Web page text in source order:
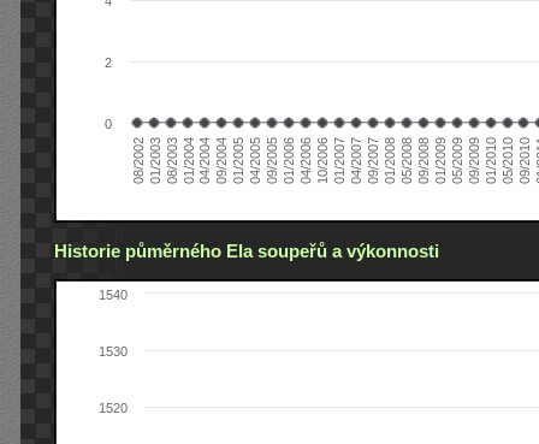
08/200201/200308/200301/200404/200409/200401/200504/200509/200501/200604/200610/200601/200704/200709/200701/200805/200809/200801/200905/200909/200901/201005/201009/2010
0
2
Historie půměrného Ela soupeřů a výkonnosti
1520
1530
1540